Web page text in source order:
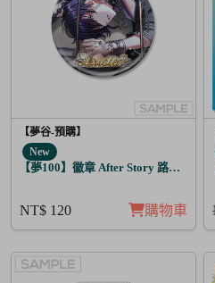
【夢谷-預購】
New
【夢100】徽章 After Story 路希安 月覺
NT$ 120 購物車